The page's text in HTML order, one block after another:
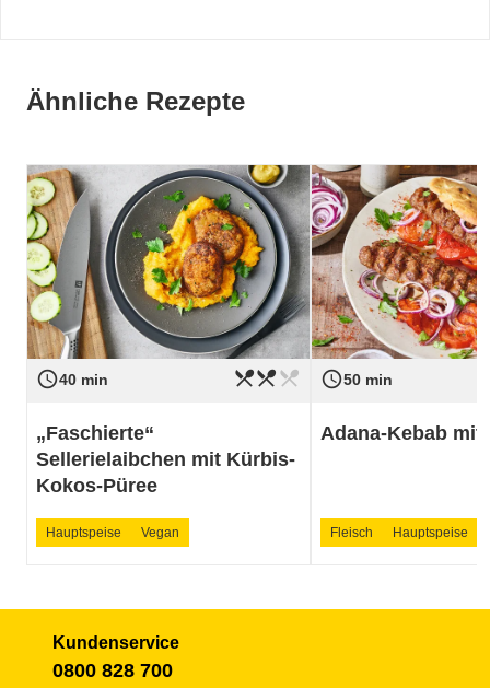
Ähnliche Rezepte
access_time40 min
Schwierigkeit mittel
restaurant_menurestaurant_menurestaurant_menu
„Faschierte“
Sellerielaibchen mit Kürbis-
Kokos-Püree
Hauptspeise Vegan
access_time50 min
Schwierigkeit
Adana-Kebab mit
Fleisch Hauptspeise
Kundenservice
0800 828 700